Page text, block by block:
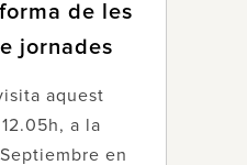
de les
jornades
aquest
a la
en